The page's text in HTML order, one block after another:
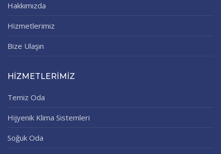
Hakkımızda
Hizmetlerimiz
Bize Ulaşın
HİZMETLERİMİZ
Temiz Oda
Hijyenik Klima Sistemleri
Soğuk Oda